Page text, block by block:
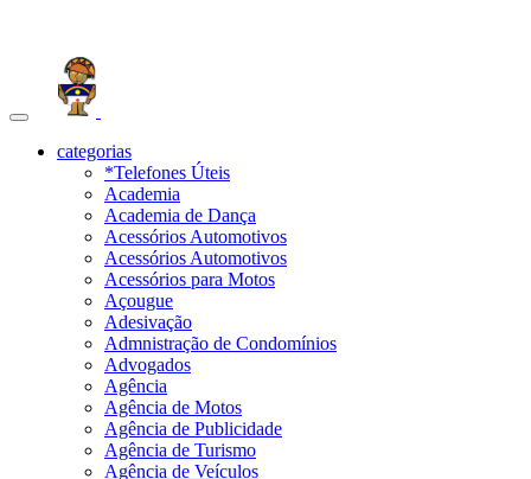
Toggle
navigationcategorias
*Telefones Úteis
Academia
Academia de Dança
Acessórios Automotivos
Acessórios Automotivos
Acessórios para Motos
Açougue
Adesivação
Admnistração de Condomínios
Advogados
Agência
Agência de Motos
Agência de Publicidade
Agência de Turismo
Agência de Veículos